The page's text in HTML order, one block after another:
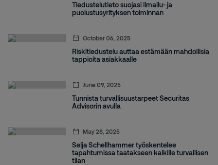
Tiedustelutieto suojasi ilmailu- ja
puolustusyrityksen toiminnan
October 06, 2025
Riskitiedustelu auttaa estämään mahdollisia
tappioita asiakkaalle
June 09, 2025
Tunnista turvallisuustarpeet Securitas
Advisorin avulla
May 28, 2025
Selja Schellhammer työskentelee
tapahtumissa taatakseen kaikille turvallisen
tilan